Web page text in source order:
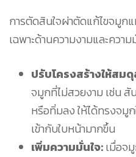
การตัดสินใจผ่าตัดแก้ไขจมูก
เฉพาะด้านความงามและความ
ปรับโครงสร้างให้สม
จมูกที่ไม่สวยงาม เช่น
หรือทิ่มลง ให้ได้ทรงจมู
เข้ากับใบหน้ามากขึ้น
เพิ่มความมั่นใจ:เมื่อจ